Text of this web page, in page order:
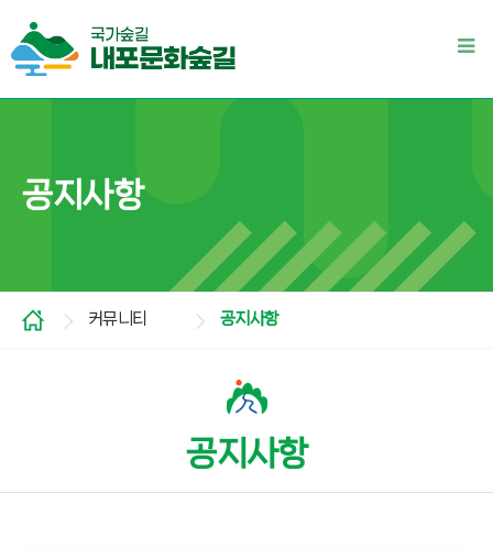
공지사항
커뮤니티 공지사항
공지사항